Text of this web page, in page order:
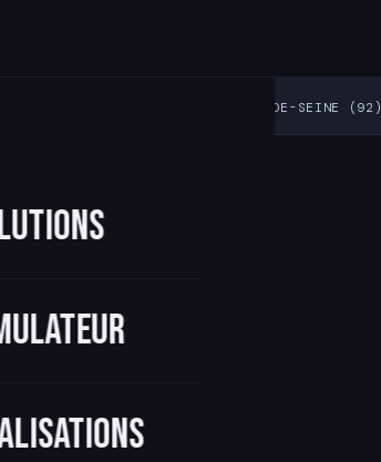
CONTAINER SNACK & BAR — HAUTS-DE-SEINE (92)